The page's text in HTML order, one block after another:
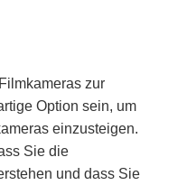
zur
Option sein, um
einzusteigen.
Sie die
und dass Sie